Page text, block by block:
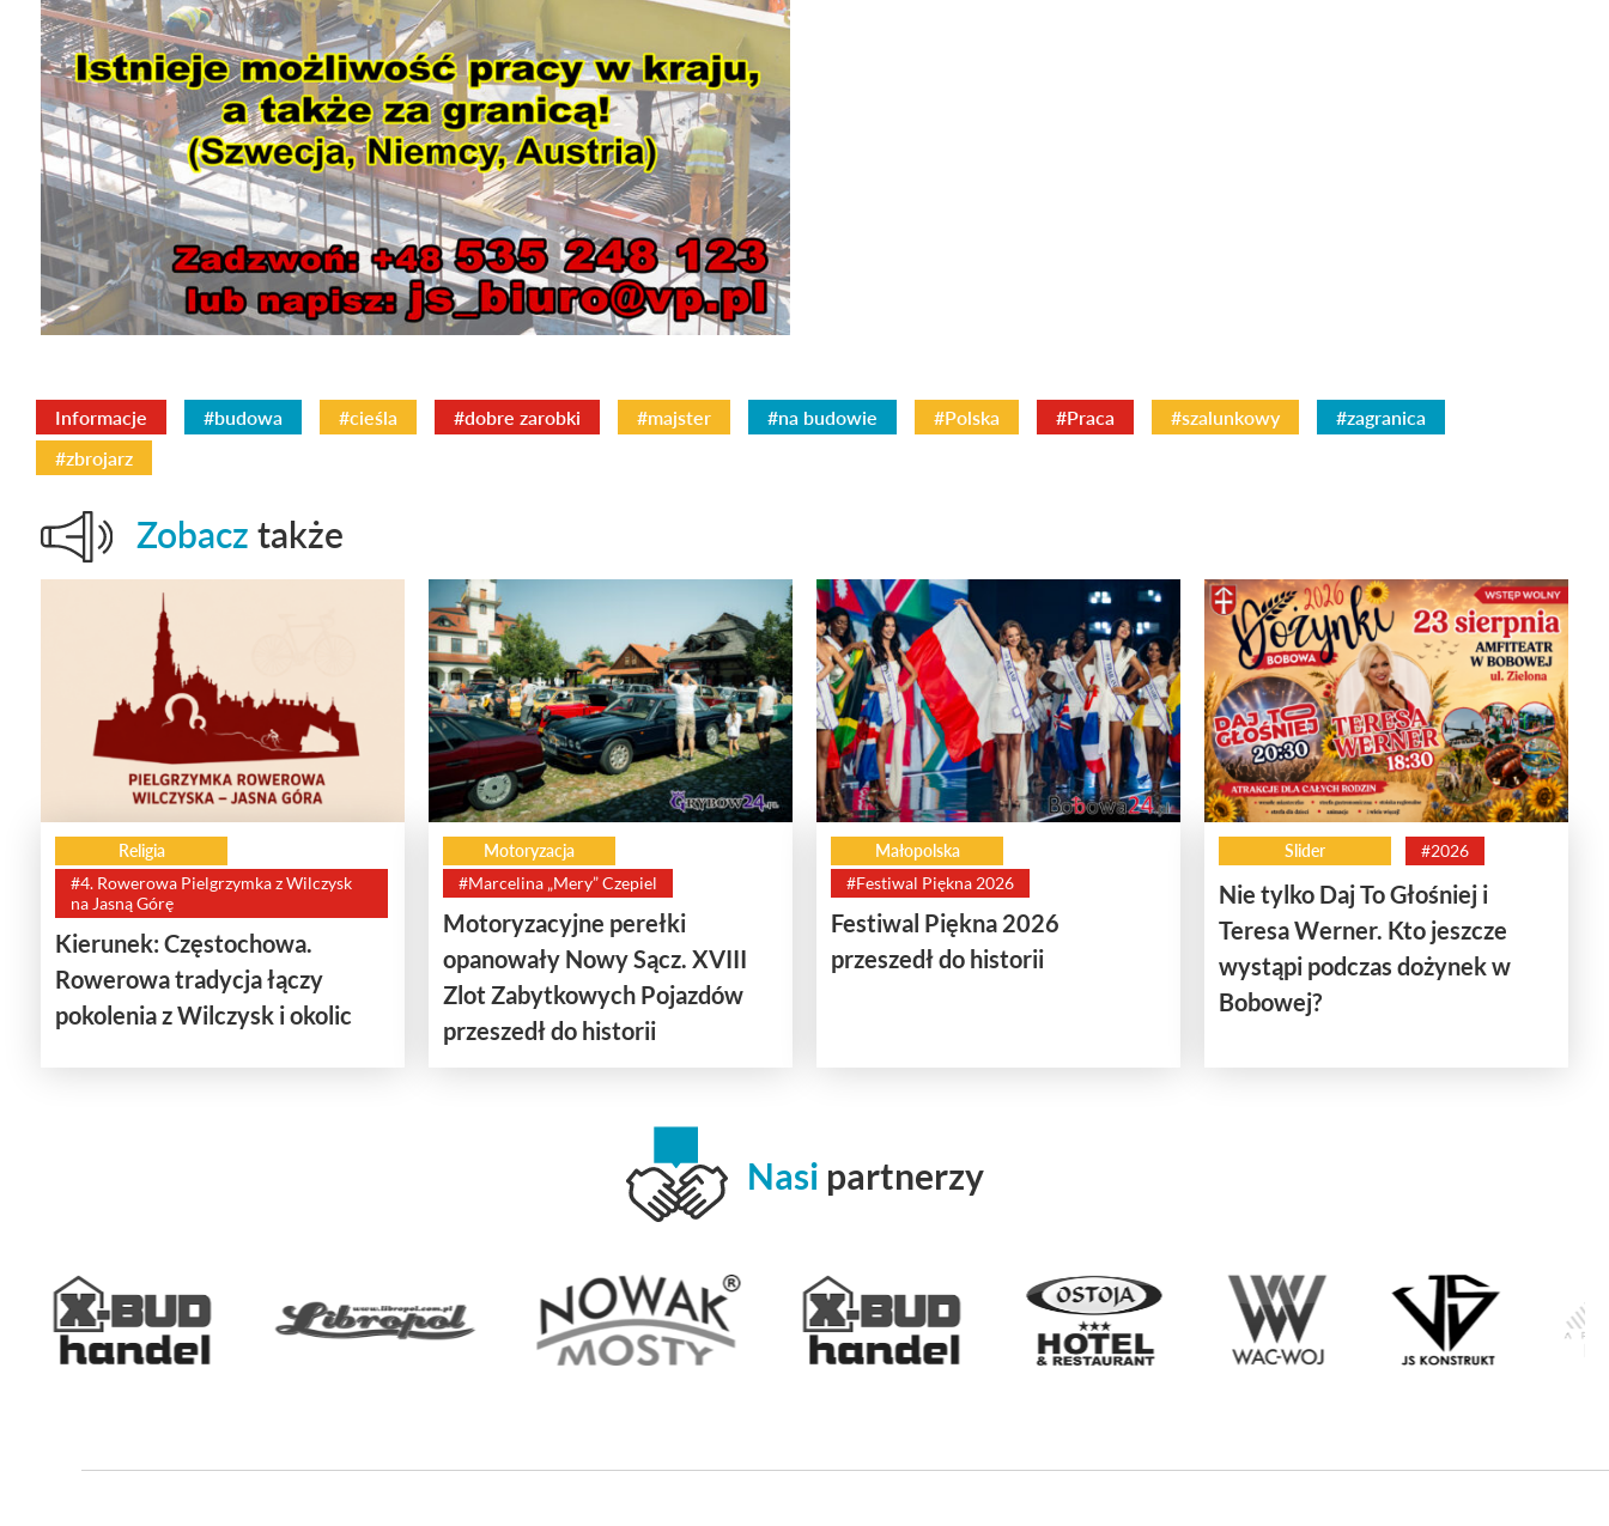
Informacje #budowa #cieśla #dobre zarobki #majster #na budowie #Polska #Praca #szalunkowy
#zagranica
#zbrojarz
Zobacz także
Religia
#4. Rowerowa Pielgrzymka z Wilczysk
na Jasną Górę
Kierunek: Częstochowa.
Rowerowa tradycja łączy
pokolenia z Wilczysk i okolic
Motoryzacja
#Marcelina „Mery” Czepiel
Motoryzacyjne perełki
opanowały Nowy Sącz. XVIII
Zlot Zabytkowych Pojazdów
przeszedł do historii
Małopolska
#Festiwal Piękna 2026
Festiwal Piękna 2026
przeszedł do historii
Slider #2026
Nie tylko Daj To Głośniej i
Teresa Werner. Kto jeszcze
wystąpi podczas dożynek w
Bobowej?
Nasi partnerzy